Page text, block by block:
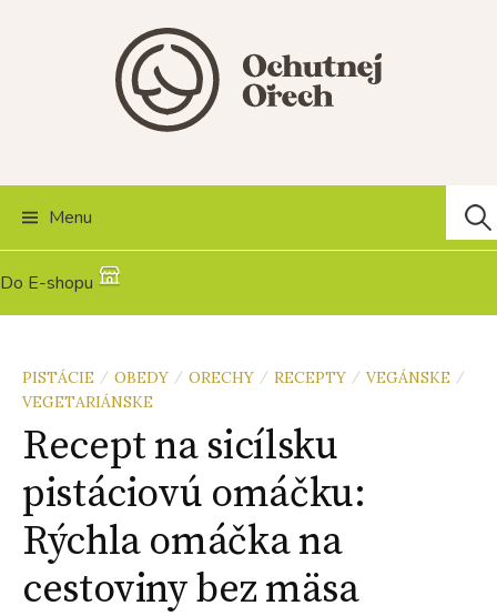
Menu
Do E-shopu
PISTÁCIE / OBEDY / ORECHY / RECEPTY / VEGÁNSKE /
VEGETARIÁNSKE
Recept na sicílsku
pistáciovú omáčku:
Rýchla omáčka na
cestoviny bez mäsa